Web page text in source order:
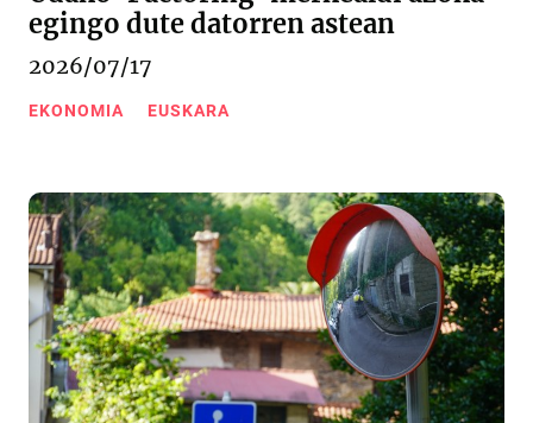
egingo dute datorren astean
2026/07/17
EKONOMIA EUSKARA